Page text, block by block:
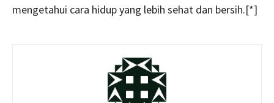
mengetahui cara hidup yang lebih sehat dan bersih.[*]